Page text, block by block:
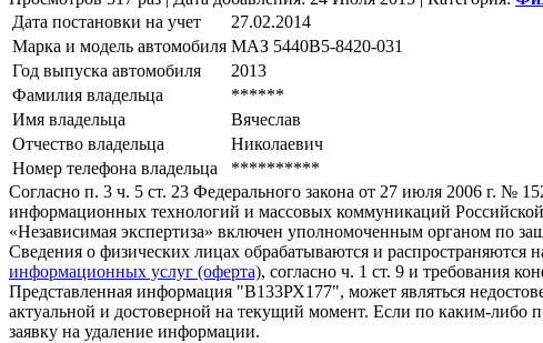
Дата постановки на учет
27.02.2014
Марка и модель автомобиля МАЗ 5440В5-8420-031
Год выпуска автомобиля
2013
Фамилия владельца
******
Имя владельца
Вячеслав
Отчество владельца
Николаевич
Номер телефона владельца
**********
Согласно п. 3 ч. 5 ст. 23 Федерального закона от 27 июля 2006 г. №
информационных технологий и массовых коммуникаций
«Независимая экспертиза» включен уполномоченным органом по
Сведения о физических лицах обрабатываются и распространяются
информационных услуг (оферта), согласно ч. 1 ст. 9 и требования
Представленная информация "В133РХ177", может являться
актуальной и достоверной на текущий момент. Если по каким-либо
заявку на удаление информации.